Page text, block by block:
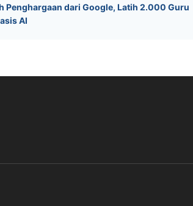
Penghargaan dari Google, Latih 2.000 Guru
AI